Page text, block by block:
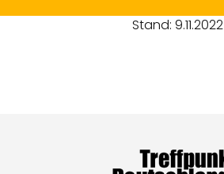
Stand: 9.11.2022